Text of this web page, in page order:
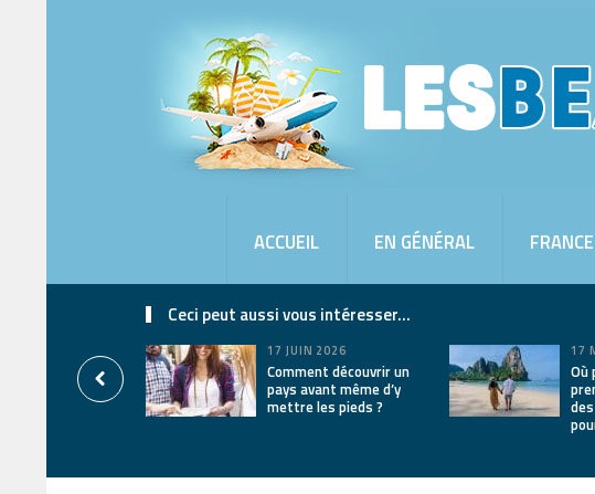
ACCUEIL EN GÉNÉRAL FRANCE
Ceci peut aussi vous intéresser...
17 JUIN 2026
Comment découvrir un
pays avant même d’y
mettre les pieds ?
17
Où